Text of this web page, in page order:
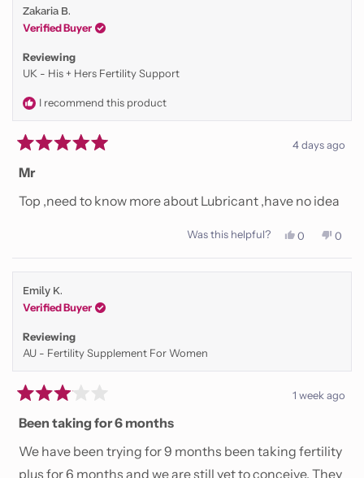
Zakaria B.
Verified Buyer
Reviewing
UK - His + Hers Fertility Support
I recommend this product
Rated
5
out
of
5
4 days ago
Mr
Top ,need to know more about Lubricant ,have no idea
Was this helpful?
Yes,
review
from
0
voted
yes
No,
from
0
no
Emily K.
Verified Buyer
Reviewing
AU - Fertility Supplement For Women
Rated
3
out
of
5
stars
1 week ago
Been taking for 6 months
We have been trying for 9 months been taking fertility
plus for 6 months and we are still yet to conceive. They